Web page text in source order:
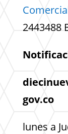
2443488
gov.co
lunes a